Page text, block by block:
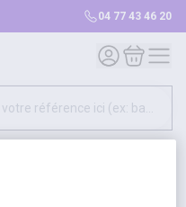
04 77 43 46 20
Mon compte
Mon